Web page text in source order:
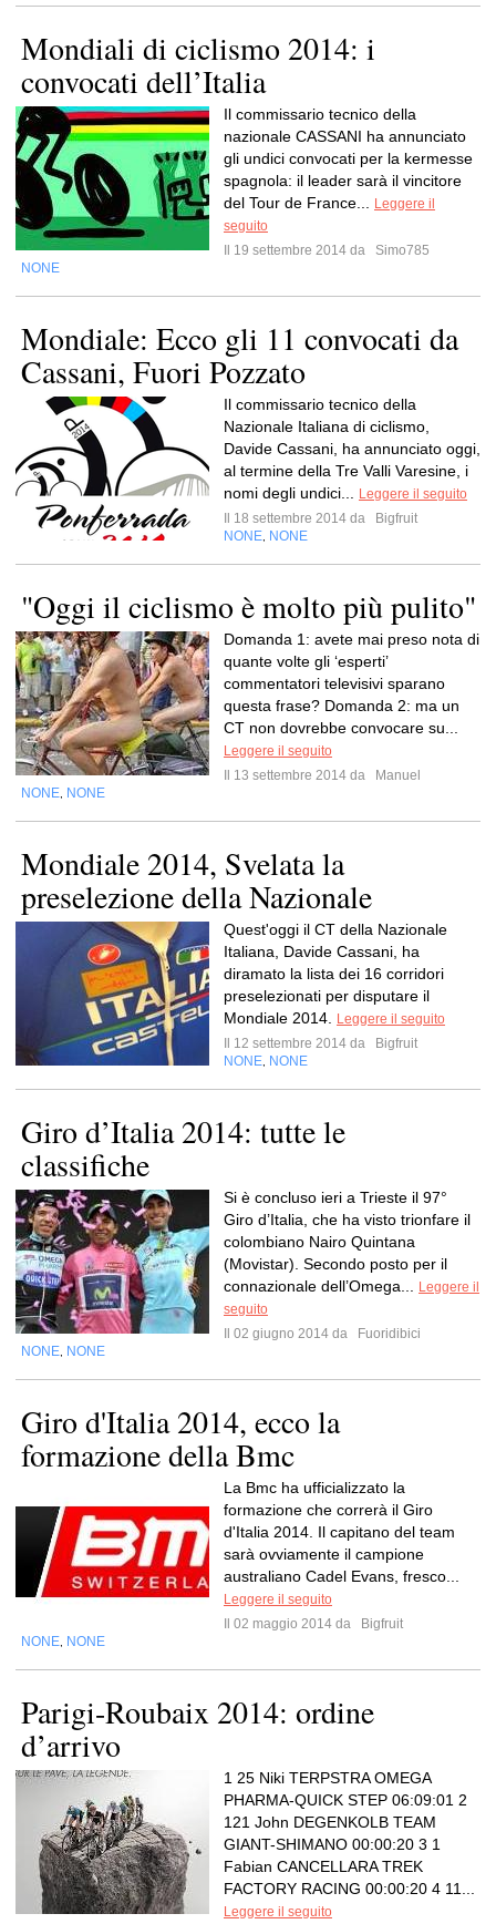
Mondiali di ciclismo 2014: i
convocati dell’Italia
Il commissario tecnico della
nazionale CASSANI ha annunciato
gli undici convocati per la kermesse
spagnola: il leader sarà il vincitore
del Tour de France...
Leggere il
seguito
Il 19 settembre 2014 da
Simo785
NONE
Mondiale: Ecco gli 11 convocati da
Cassani, Fuori Pozzato
Il commissario tecnico della
Nazionale Italiana di ciclismo,
Davide Cassani, ha annunciato oggi,
al termine della Tre Valli Varesine, i
nomi degli undici...
Leggere il seguito
Il 18 settembre 2014 da
Bigfruit
NONE NONE
"Oggi il ciclismo è molto più pulito"
Domanda 1: avete mai preso nota di
quante volte gli ‘esperti’
commentatori televisivi sparano
questa frase? Domanda 2: ma un
CT non dovrebbe convocare su...
Leggere il seguito
Il 13 settembre 2014 da
Manuel
NONE NONE
Mondiale 2014, Svelata la
preselezione della Nazionale
Quest'oggi il CT della Nazionale
Italiana, Davide Cassani, ha
diramato la lista dei 16 corridori
preselezionati per disputare il
Mondiale 2014.
Leggere il seguito
Il 12 settembre 2014 da
Bigfruit
NONE NONE
Giro d’Italia 2014: tutte le
classifiche
Si è concluso ieri a Trieste il 97°
Giro d’Italia, che ha visto trionfare il
colombiano Nairo Quintana
(Movistar). Secondo posto per il
connazionale dell’Omega...
Leggere il
seguito
Il 02 giugno 2014 da
Fuoridibici
NONE NONE
Giro d'Italia 2014, ecco la
formazione della Bmc
La Bmc ha ufficializzato la
formazione che correrà il Giro
d'Italia 2014. Il capitano del team
sarà ovviamente il campione
australiano Cadel Evans, fresco...
Leggere il seguito
Il 02 maggio 2014 da
Bigfruit
NONE NONE
Parigi-Roubaix 2014: ordine
d’arrivo
1 25 Niki TERPSTRA OMEGA
PHARMA-QUICK STEP 06:09:01 2
121 John DEGENKOLB TEAM
GIANT-SHIMANO 00:00:20 3 1
Fabian CANCELLARA TREK
FACTORY RACING 00:00:20 4 11...
Leggere il seguito